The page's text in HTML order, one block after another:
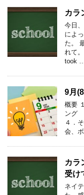
カラ
今日
によ
た。
れて
took …
9月
概要
ン
４
会、
カラ
受け
ネイ